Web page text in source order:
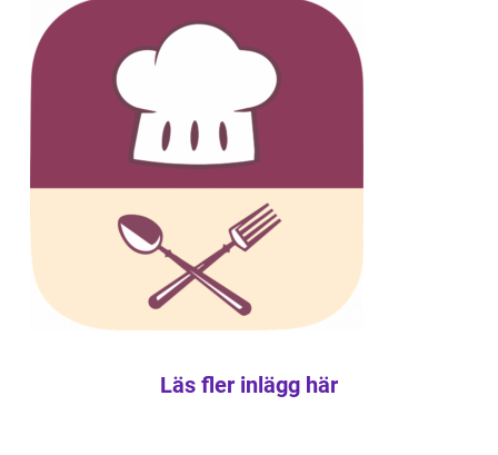
Läs fler inlägg här